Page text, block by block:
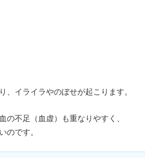
、イライラやのぼせが起こります。
の不足（血虚）も重なりやすく、
のです。